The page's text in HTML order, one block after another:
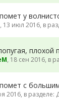
у
, 13 июл 2016, в
плохой
, 18 сен 2016, в
с
2016, в разделе: